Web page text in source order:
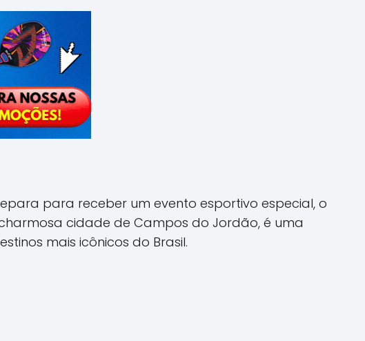
para receber um evento esportivo especial, o
cidade de Campos do Jordão, é uma
mais icônicos do Brasil.